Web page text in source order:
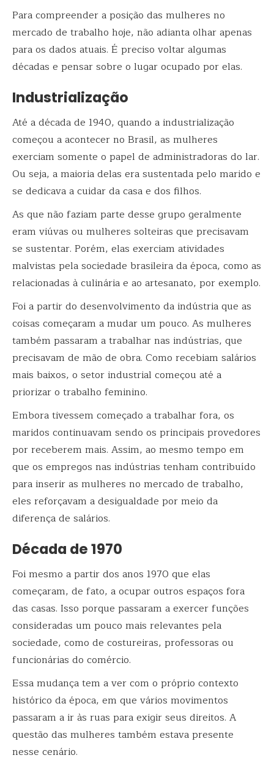
Para compreender a posição das mulheres no
mercado de trabalho hoje, não adianta olhar apenas
para os dados atuais. É preciso voltar algumas
décadas e pensar sobre o lugar ocupado por elas.
Industrialização
Até a década de 1940, quando a industrialização
começou a acontecer no Brasil, as mulheres
exerciam somente o papel de administradoras do lar.
Ou seja, a maioria delas era sustentada pelo marido e
se dedicava a cuidar da casa e dos filhos.
As que não faziam parte desse grupo geralmente
eram viúvas ou mulheres solteiras que precisavam
se sustentar. Porém, elas exerciam atividades
malvistas pela sociedade brasileira da época, como as
relacionadas à culinária e ao artesanato, por exemplo.
Foi a partir do desenvolvimento da indústria que as
coisas começaram a mudar um pouco. As mulheres
também passaram a trabalhar nas indústrias, que
precisavam de mão de obra. Como recebiam salários
mais baixos, o setor industrial começou até a
priorizar o trabalho feminino.
Embora tivessem começado a trabalhar fora, os
maridos continuavam sendo os principais provedores
por receberem mais. Assim, ao mesmo tempo em
que os empregos nas indústrias tenham contribuído
para inserir as mulheres no mercado de trabalho,
eles reforçavam a desigualdade por meio da
diferença de salários.
Década de 1970
Foi mesmo a partir dos anos 1970 que elas
começaram, de fato, a ocupar outros espaços fora
das casas. Isso porque passaram a exercer funções
consideradas um pouco mais relevantes pela
sociedade, como de costureiras, professoras ou
funcionárias do comércio.
Essa mudança tem a ver com o próprio contexto
histórico da época, em que vários movimentos
passaram a ir às ruas para exigir seus direitos. A
questão das mulheres também estava presente
nesse cenário.